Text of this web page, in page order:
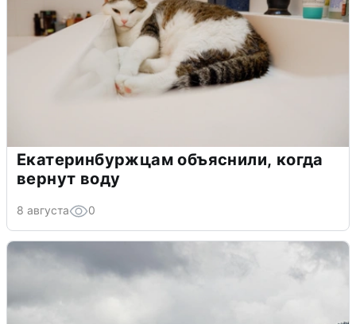
Екатеринбуржцам объяснили, когда
вернут воду
8 августа 0